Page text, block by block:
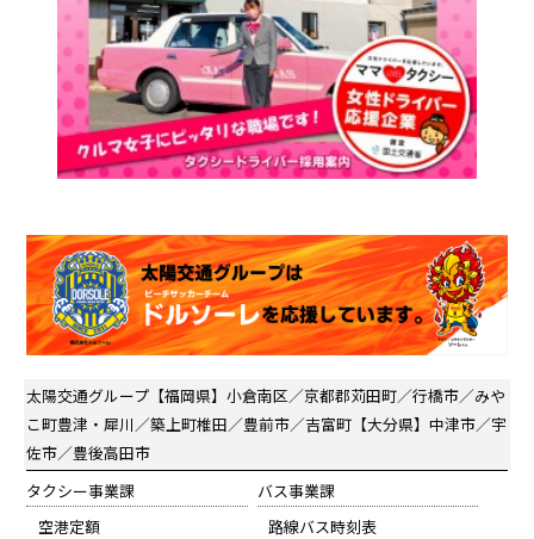
太陽交通グループ 【福岡県】小倉南区／京都郡苅田町／行橋市／みや
こ町豊津・犀川／築上町椎田／豊前市／吉富町【大分県】中津市／宇
佐市／豊後高田市
タクシー事業課
空港定額
バス事業課
路線バス時刻表